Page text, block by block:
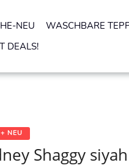
NEU
WASCHBARE
DEALS!
NEU
Shaggy